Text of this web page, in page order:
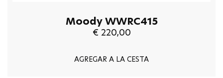
Moody WWRC415
€ 220,00
AGREGAR A LA CESTA